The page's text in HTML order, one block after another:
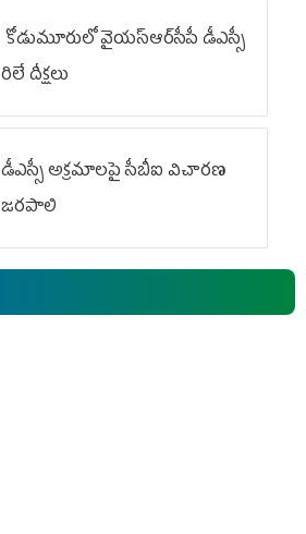
కోడుమూరులో వైయ‌స్ఆర్‌సీపీ డీఎస్సీ
రిలే దీక్షలు
డీఎస్సీ అక్రమాలపై సీబీఐ విచారణ
జరపాలి